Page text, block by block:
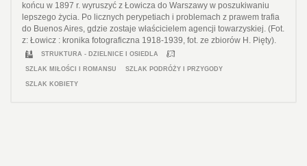
końcu w 1897 r. wyruszyć z Łowicza do Warszawy w poszukiwaniu
lepszego życia. Po licznych perypetiach i problemach z prawem trafia
do Buenos Aires, gdzie zostaje właścicielem agencji towarzyskiej. (Fot.
z: Łowicz : kronika fotograficzna 1918-1939, fot. ze zbiorów H. Pięty).
STRUKTURA - DZIELNICE I OSIEDLA
SZLAK MIŁOŚCI I ROMANSU SZLAK PODRÓŻY I PRZYGODY
SZLAK KOBIETY